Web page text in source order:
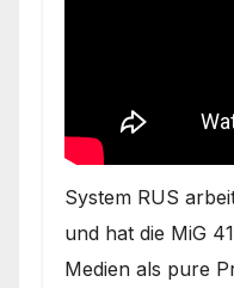
System RUS
und hat die MiG
Medien als pure